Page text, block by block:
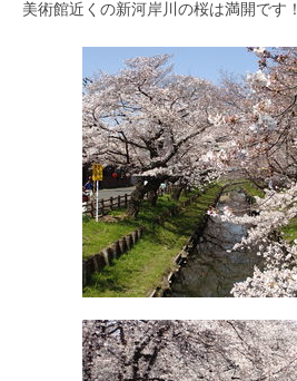
美術館近くの新河岸川の桜は満開です！